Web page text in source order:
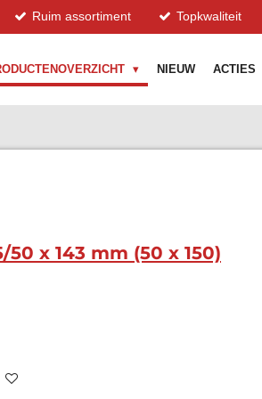
Ruim assortiment Topkwaliteit
NIEUW ACTIES
x 143 mm (50 x 150)